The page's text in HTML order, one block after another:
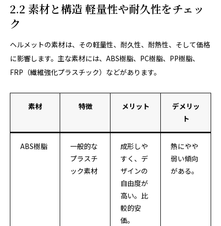
2.2 素材と構造 軽量性や耐久性をチェッ
ク
ヘルメットの素材は、その軽量性、耐久性、耐熱性、そして価格
に影響します。主な素材には、ABS樹脂、PC樹脂、PP樹脂、
FRP（繊維強化プラスチック）などがあります。
素材 特徴 メリット
デメリッ
ト
ABS樹脂
一般的な
プラスチ
ック素材
成形しや
すく、デ
ザインの
自由度が
高い。比
較的安
価。
熱にやや
弱い傾向
がある。